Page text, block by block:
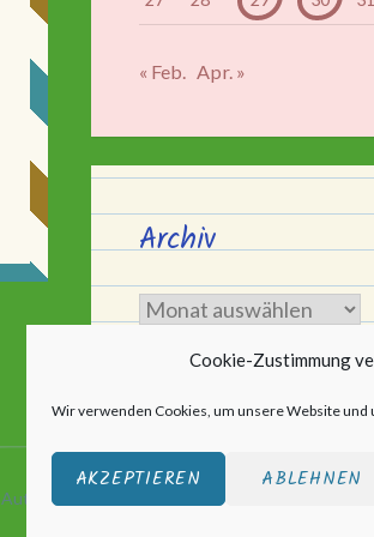
Cookie-Zustimmung
Wir verwenden Cookies, um unsere Website und
AKZEPTIEREN ABLEHNEN
« Feb. Apr. »
Archiv
Archiv
Automattic